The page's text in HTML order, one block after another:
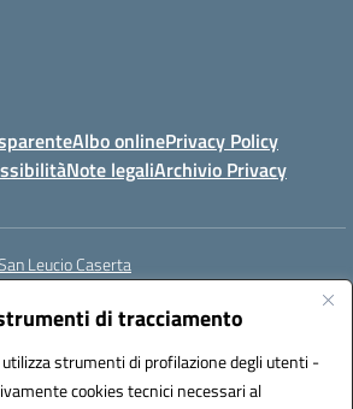
di tracciamento
strumenti di profilazione degli utenti -
cookies tecnici necessari al
Albo onlinePrivacy Policy
Note legaliArchivio Privacy
Leucio Caserta
(PEC):ceis042009@pec.istruzione.it